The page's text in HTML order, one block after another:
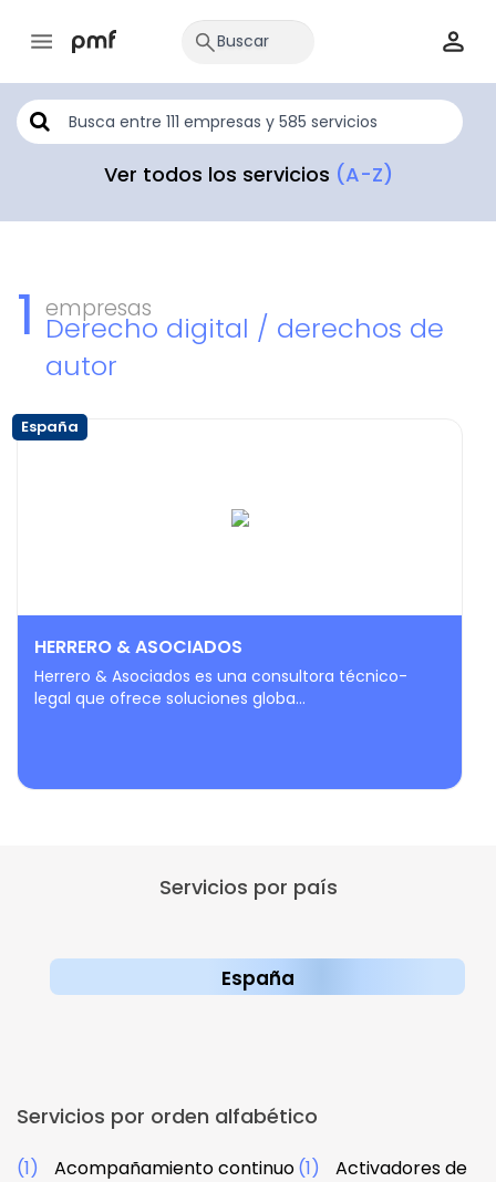
Ver todos los servicios (A-Z)
1 empresas
Derecho digital / derechos de
autor
España
HERRERO & ASOCIADOS
Herrero & Asociados es una consultora técnico-
legal que ofrece soluciones globa...
Servicios por país
España
Servicios por orden alfabético
(1) Acompañamiento continuo(1)
Activadores de